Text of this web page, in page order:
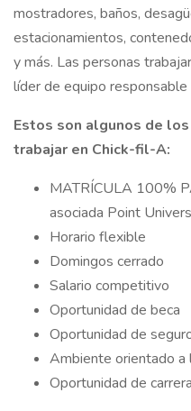
mostradores, baños,
estacionamientos,
y más. Las personas
líder de equipo
Estos son algunos de
trabajar en Chick-fil-A:
MATRÍCULA 100%
asociada Point
Horario flexible
Domingos cerrado
Salario competitivo
Oportunidad de beca
Oportunidad de
Ambiente orientado a
Oportunidad de